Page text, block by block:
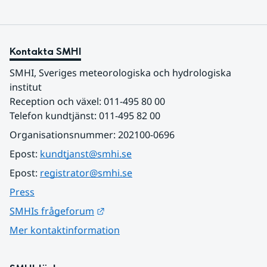
Kontakta SMHI
SMHI, Sveriges meteorologiska och hydrologiska
institut
Reception och växel: 011-495 80 00
Telefon kundtjänst: 011-495 82 00
Organisationsnummer: 202100-0696
Epost: kundtjanst@smhi.se
Epost: registrator@smhi.se
Press
SMHIs frågeforum
Mer kontaktinformation